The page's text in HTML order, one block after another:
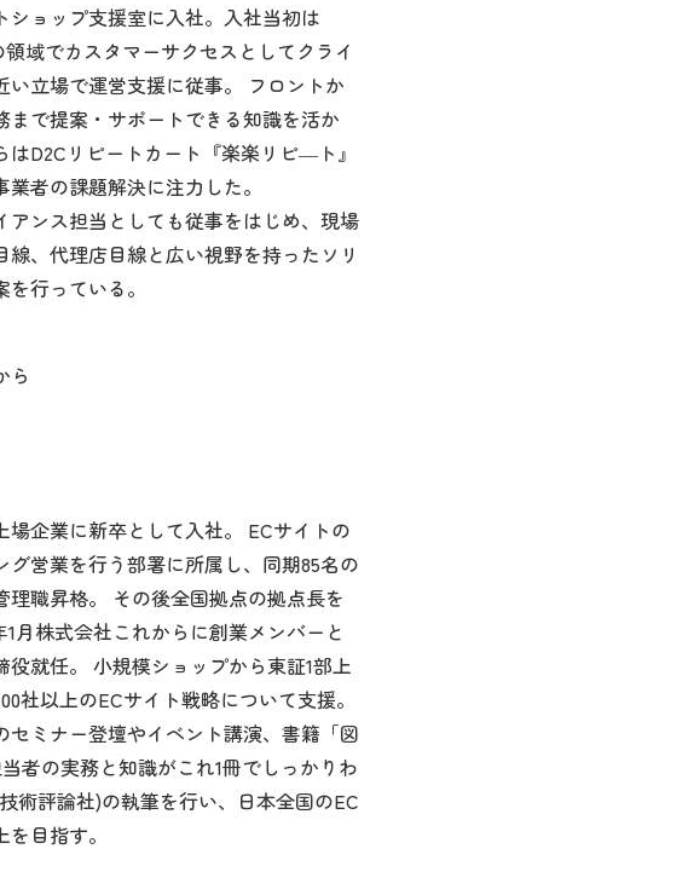
ショップ支援室に入社。入社当初は
域でカスタマーサクセスとしてクライ
い立場で運営支援に従事。 フロントか
まで提案・サポートできる知識を活か
はD2Cリピートカート『楽楽リピ―ト』
者の課題解決に注力した。
アンス担当としても従事をはじめ、現場
線、代理店目線と広い視野を持ったソリ
行っている。
ら
場企業に新卒として入社。 ECサイトの
グ営業を行う部署に所属し、同期85名の
理職昇格。 その後全国拠点の拠点長を
1月株式会社これからに創業メンバーと
役就任。 小規模ショップから東証1部上
社以上のECサイト戦略について支援。
セミナー登壇やイベント講演、書籍「図
者の実務と知識がこれ1冊でしっかりわ
術評論社)の執筆を行い、日本全国のEC
目指す。